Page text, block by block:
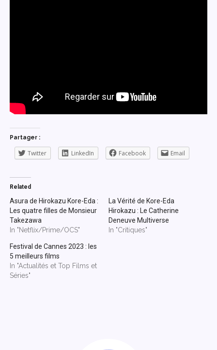
Partager :
Twitter LinkedIn Facebook Email
Related
Asura de Hirokazu Kore-Eda :
Les quatre filles de Monsieur
Takezawa
In "Netflix/Prime/OCS"
La Vérité de Kore-Eda
Hirokazu : Le Catherine
Deneuve Multiverse
In "Critiques"
Festival de Cannes 2023 : les
5 meilleurs films
In "Actualités et Top Films et
Séries"